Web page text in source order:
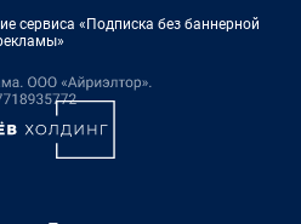
сервиса «Подписка без баннерной